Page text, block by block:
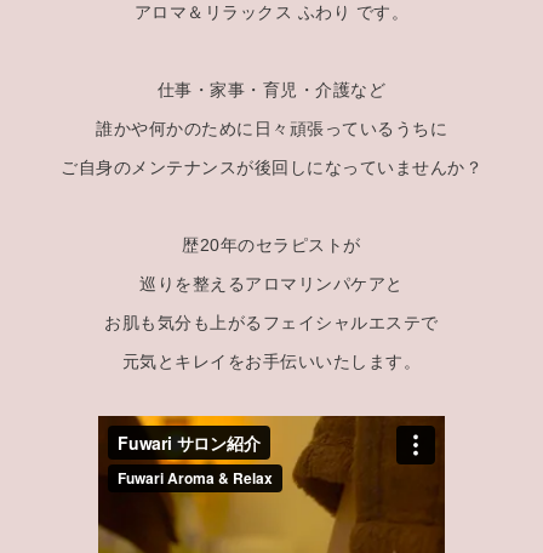
アロマ＆リラックス ふわり です。
仕事・家事・育児・介護など
誰かや何かのために日々頑張っているうちに
ご自身のメンテナンスが後回しになっていませんか？
歴20年のセラピストが
巡りを整えるアロマリンパケアと
お肌も気分も上がるフェイシャルエステで
元気とキレイをお手伝いいたします。